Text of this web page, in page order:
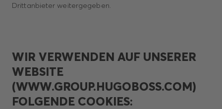
Drittanbieter weitergegeben.
WIR VERWENDEN AUF UNSERER
WEBSITE
(WWW.GROUP.HUGOBOSS.COM)
FOLGENDE COOKIES: